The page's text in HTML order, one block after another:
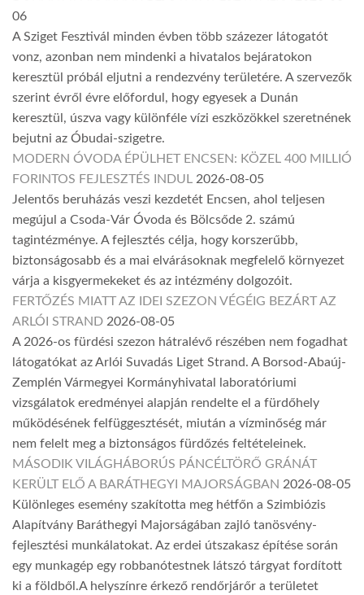
06
A Sziget Fesztivál minden évben több százezer látogatót
vonz, azonban nem mindenki a hivatalos bejáratokon
keresztül próbál eljutni a rendezvény területére. A szervezők
szerint évről évre előfordul, hogy egyesek a Dunán
keresztül, úszva vagy különféle vízi eszközökkel szeretnének
bejutni az Óbudai-szigetre.
MODERN ÓVODA ÉPÜLHET ENCSEN: KÖZEL 400 MILLIÓ
FORINTOS FEJLESZTÉS INDUL 2026-08-05
Jelentős beruházás veszi kezdetét Encsen, ahol teljesen
megújul a Csoda-Vár Óvoda és Bölcsőde 2. számú
tagintézménye. A fejlesztés célja, hogy korszerűbb,
biztonságosabb és a mai elvárásoknak megfelelő környezet
várja a kisgyermekeket és az intézmény dolgozóit.
FERTŐZÉS MIATT AZ IDEI SZEZON VÉGÉIG BEZÁRT AZ
ARLÓI STRAND 2026-08-05
A 2026-os fürdési szezon hátralévő részében nem fogadhat
látogatókat az Arlói Suvadás Liget Strand. A Borsod-Abaúj-
Zemplén Vármegyei Kormányhivatal laboratóriumi
vizsgálatok eredményei alapján rendelte el a fürdőhely
működésének felfüggesztését, miután a vízminőség már
nem felelt meg a biztonságos fürdőzés feltételeinek.
MÁSODIK VILÁGHÁBORÚS PÁNCÉLTÖRŐ GRÁNÁT
KERÜLT ELŐ A BARÁTHEGYI MAJORSÁGBAN 2026-08-05
Különleges esemény szakította meg hétfőn a Szimbiózis
Alapítvány Baráthegyi Majorságában zajló tanösvény-
fejlesztési munkálatokat. Az erdei útszakasz építése során
egy munkagép egy robbanótestnek látszó tárgyat fordított
ki a földből.A helyszínre érkező rendőrjárőr a területet